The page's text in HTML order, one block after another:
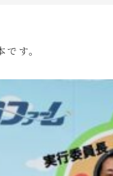
す。